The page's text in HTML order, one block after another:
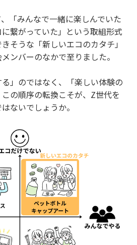
「みんなで一緒に楽しんでいた
繋がっていた」という取組形式
そうな「新しいエコのカタチ」
ンバーのなかで至りました。
る」のではなく、「楽しい体験の
の順序の転換こそが、Z世代を
ないでしょうか。